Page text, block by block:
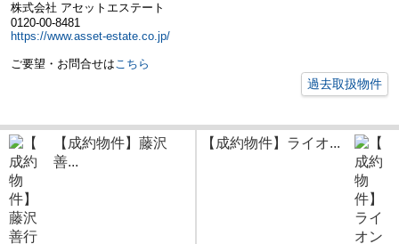
株式会社 アセットエステート
0120-00-8481
https://www.asset-estate.co.jp/
ご要望・お問合せはこちら
過去取扱物件
【成約物件】藤沢
善...
【成約物件】ライオ...